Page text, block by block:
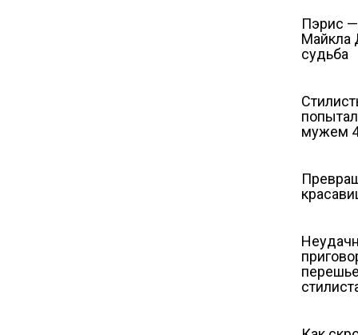
Пэрис
Майкла
судьба
мужем